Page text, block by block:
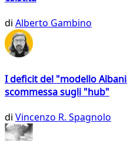
di Alberto Gambino
I deficit del "modello
scommessa sugli "hub"
di Vincenzo R. Spagnolo